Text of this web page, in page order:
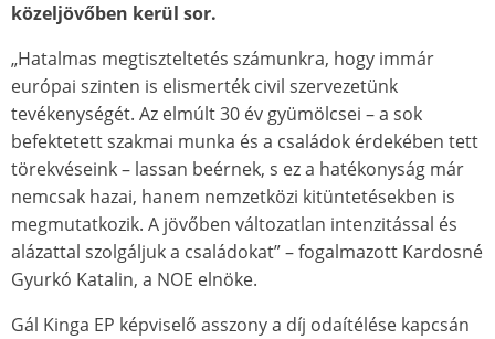
közeljövőben kerül sor.
„Hatalmas megtiszteltetés számunkra, hogy immár
európai szinten is elismerték civil szervezetünk
tevékenységét. Az elmúlt 30 év gyümölcsei – a sok
befektetett szakmai munka és a családok érdekében tett
törekvéseink – lassan beérnek, s ez a hatékonyság már
nemcsak hazai, hanem nemzetközi kitüntetésekben is
megmutatkozik. A jövőben változatlan intenzitással és
alázattal szolgáljuk a családokat” – fogalmazott Kardosné
Gyurkó Katalin, a NOE elnöke.
Gál Kinga EP képviselő asszony a díj odaítélése kapcsán